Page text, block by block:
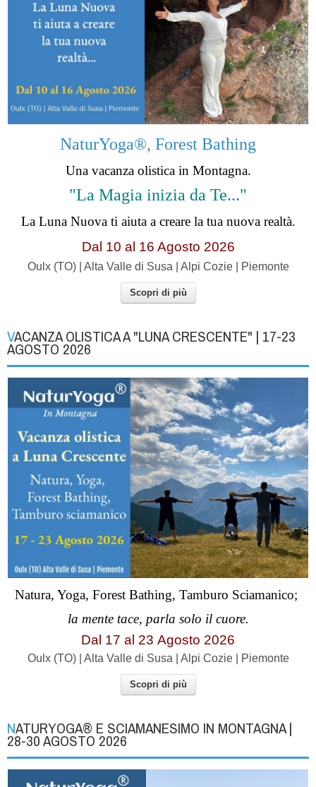
NaturYoga®, Forest Bathing
Una vacanza olistica in Montagna.
"La Magia inizia da Te..."
La Luna Nuova ti aiuta a creare la tua nuova realtà.
Dal 10 al 16 Agosto 2026
Oulx (TO) | Alta Valle di Susa | Alpi Cozie | Piemonte
Scopri di più
VACANZA OLISTICA A "LUNA CRESCENTE" | 17-23
AGOSTO 2026
Natura, Yoga, Forest Bathing, Tamburo Sciamanico;
la mente tace, parla solo il cuore.
Dal 17 al 23 Agosto 2026
Oulx (TO) | Alta Valle di Susa | Alpi Cozie | Piemonte
Scopri di più
NATURYOGA® E SCIAMANESIMO IN MONTAGNA |
28-30 AGOSTO 2026